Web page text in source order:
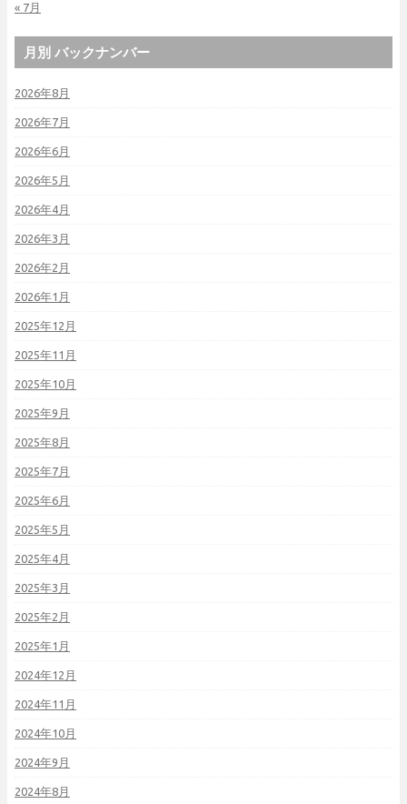
« 7月
月別 バックナンバー
2026年8月
2026年7月
2026年6月
2026年5月
2026年4月
2026年3月
2026年2月
2026年1月
2025年12月
2025年11月
2025年10月
2025年9月
2025年8月
2025年7月
2025年6月
2025年5月
2025年4月
2025年3月
2025年2月
2025年1月
2024年12月
2024年11月
2024年10月
2024年9月
2024年8月